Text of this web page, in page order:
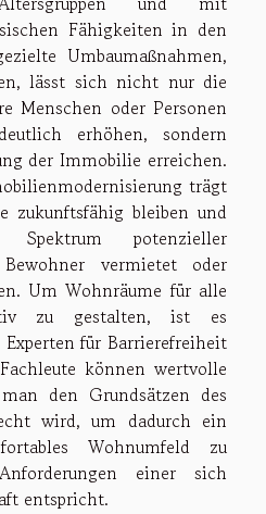
Fähigkeiten in den
Umbaumaßnahmen,
lässt sich nicht nur die
Menschen oder Personen
erhöhen, sondern
der Immobilie erreichen.
trägt
zukunftsfähig bleiben und
potenzieller
vermietet oder
Um Wohnräume für alle
zu gestalten, ist es
für Barrierefreiheit
können wertvolle
den Grundsätzen des
wird, um dadurch ein
Wohnumfeld zu
einer sich
entspricht.